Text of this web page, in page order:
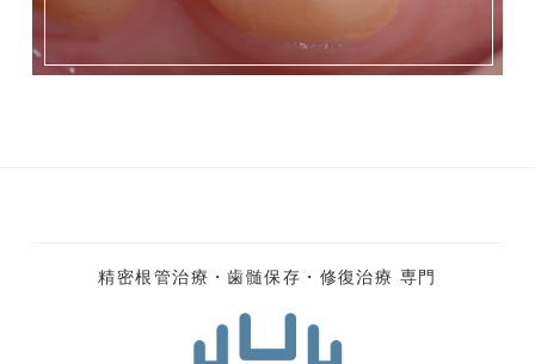
精密根管治療・歯髄保存・修復治療 専門